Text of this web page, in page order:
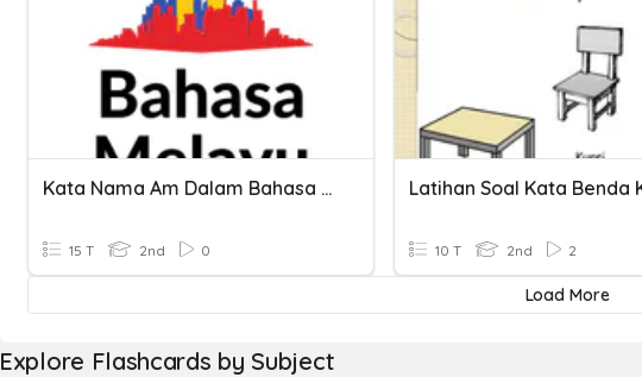
Kata Nama Am Dalam Bahasa Melayu
15 T 2nd 0 10 T 2nd 2
Load More
Explore Flashcards by Subject